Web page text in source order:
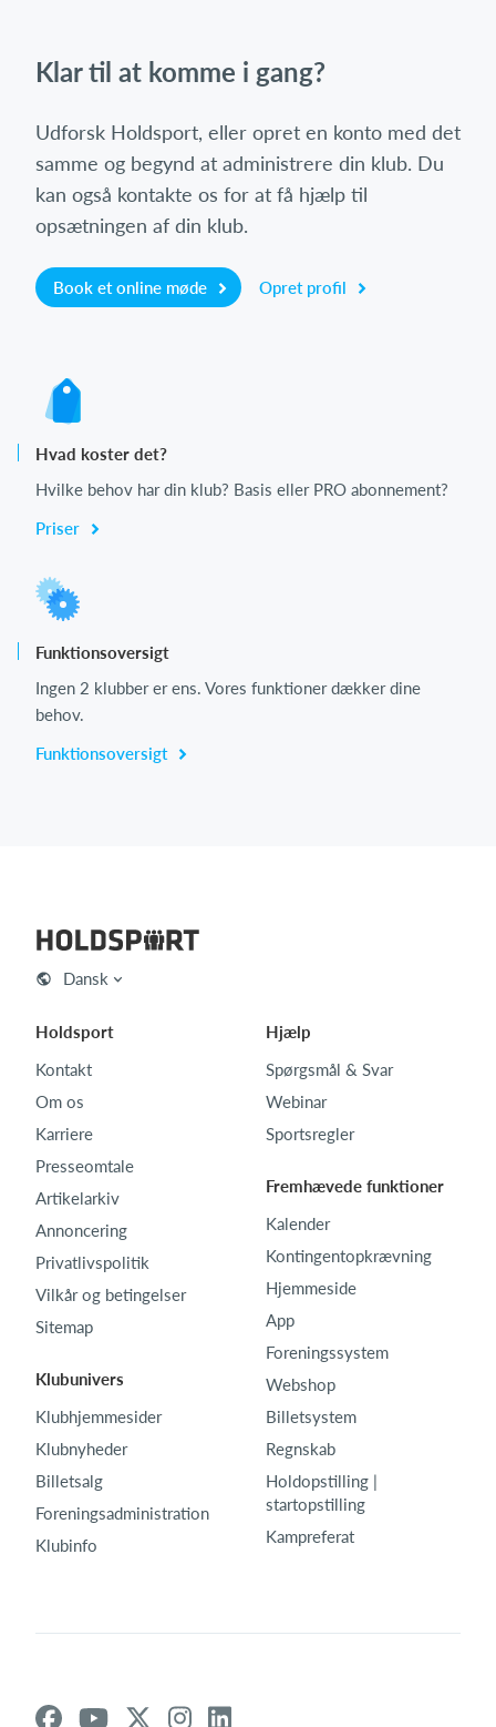
Klar til at komme i gang?
Udforsk Holdsport, eller opret en konto med det
samme og begynd at administrere din klub. Du
kan også kontakte os for at få hjælp til
opsætningen af din klub.
Book et online møde Opret profil
Hvad koster det?
Hvilke behov har din klub? Basis eller PRO abonnement?
Priser
Funktionsoversigt
Ingen 2 klubber er ens. Vores funktioner dækker dine
behov.
Funktionsoversigt
Dansk
Holdsport
Kontakt
Om os
Karriere
Presseomtale
Artikelarkiv
Annoncering
Privatlivspolitik
Vilkår og betingelser
Sitemap
Klubunivers
Klubhjemmesider
Klubnyheder
Billetsalg
Foreningsadministration
Klubinfo
Hjælp
Spørgsmål & Svar
Webinar
Sportsregler
Fremhævede funktioner
Kalender
Kontingentopkrævning
Hjemmeside
App
Foreningssystem
Webshop
Billetsystem
Regnskab
Holdopstilling |
startopstilling
Kampreferat